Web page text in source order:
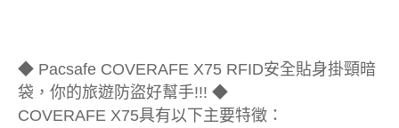
◆ Pacsafe COVERAFE X75 RFID安全貼身掛頸暗
袋，你的旅遊防盜好幫手!!! ◆
COVERAFE X75具有以下主要特徵：